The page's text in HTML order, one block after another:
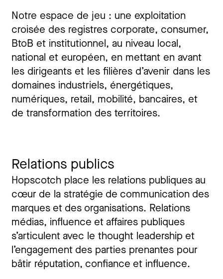
Notre espace de jeu : une exploitation
croisée des registres corporate, consumer,
BtoB et institutionnel, au niveau local,
national et européen, en mettant en avant
les dirigeants et les filières d’avenir dans les
domaines industriels, énergétiques,
numériques, retail, mobilité, bancaires, et
de transformation des territoires.
Relations publics
Hopscotch place les relations publiques au
cœur de la stratégie de communication des
marques et des organisations. Relations
médias, influence et affaires publiques
s’articulent avec le thought leadership et
l’engagement des parties prenantes pour
bâtir réputation, confiance et influence.